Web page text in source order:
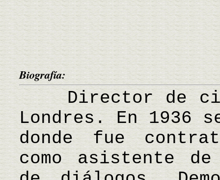
Biografía:
Director de
Londres. En 1936
donde fue
como asistente